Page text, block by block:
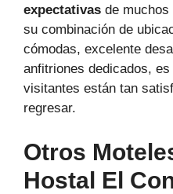
expectativas de muchos
su combinación de
cómodas, excelente
anfitriones dedicados,
visitantes están tan
regresar.
Otros
Hostal El